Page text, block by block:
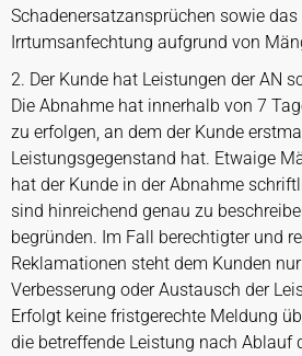
Schadenersatzansprüchen sowie das
Irrtumsanfechtung aufgrund von
2. Der Kunde hat Leistungen der AN
Die Abnahme hat innerhalb von 7
zu erfolgen, an dem der Kunde
Leistungsgegenstand hat. Etwaige
hat der Kunde in der Abnahme
sind hinreichend genau zu
begründen. Im Fall berechtigter und
Reklamationen steht dem Kunden
Verbesserung oder Austausch der
Erfolgt keine fristgerechte Meldung
die betreffende Leistung nach Ablauf